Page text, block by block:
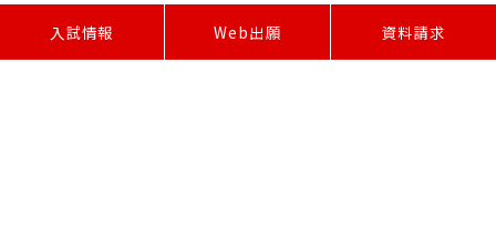
入試情報 Web出願 資料請求